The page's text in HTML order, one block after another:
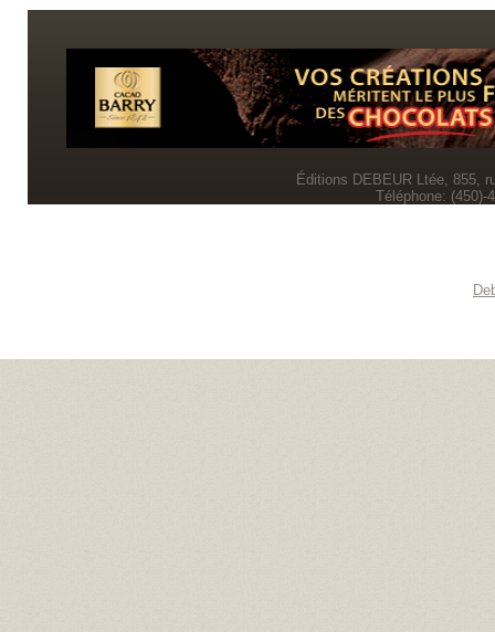
Éditions DEBEUR Ltée, 855,
Téléphone: (450)-